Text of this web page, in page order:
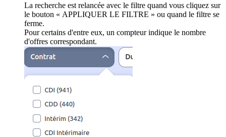
La recherche est relancée avec le filtre quand vous cliquez sur
le bouton « APPLIQUER LE FILTRE » ou quand le filtre se
ferme.
Pour certains d'entre eux, un compteur indique le nombre
d'offres correspondant.